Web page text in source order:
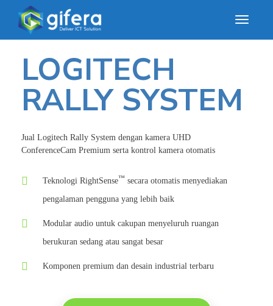
LOGITECH
RALLY SYSTEM
Jual Logitech Rally System dengan kamera UHD
ConferenceCam Premium serta kontrol kamera otomatis
Teknologi RightSense™ secara otomatis menyediakan
pengalaman pengguna yang lebih baik
Modular audio untuk cakupan menyeluruh ruangan
berukuran sedang atau sangat besar
Komponen premium dan desain industrial terbaru